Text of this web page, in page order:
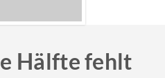
Hälfte fehlt